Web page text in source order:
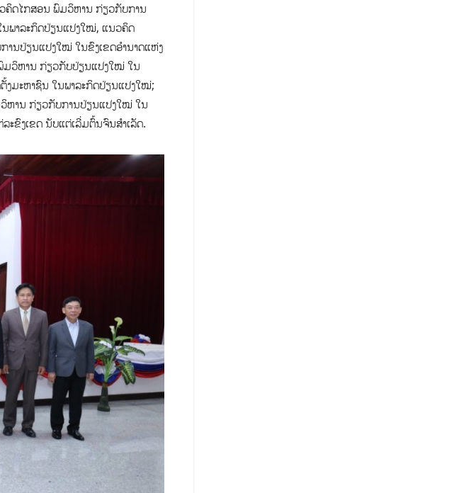
ຄິດໄກສອນ ພົມວິຫານ ກ່ຽວກັບການ
ພາລະກິດປ່ຽນແປງໃໝ່, ແນວຄິດ
ນປ່ຽນແປງໃໝ່ ໃນຂົງເຂດອຳນາດແຫ່ງ
ມວິຫານ ກ່ຽວກັບປ່ຽນແປງໃໝ່ ໃນ
ງມະຫາຊົນ ໃນພາລະກິດປ່ຽນແປງໃໝ່;
ຫານ ກ່ຽວກັບການປ່ຽນແປງໃໝ່ ໃນ
ະຂົງເຂດ ນັບແຕ່ເລີ່ມຕົ້ນຈົນສຳເລັດ.